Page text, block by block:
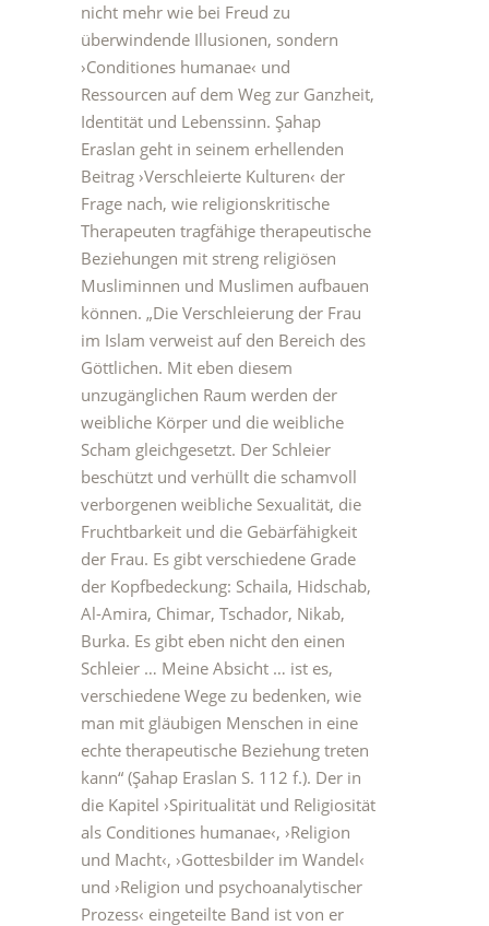
nicht mehr wie bei Freud zu
überwindende Illusionen, sondern
›Conditiones humanae‹ und
Ressourcen auf dem Weg zur Ganzheit,
Identität und Lebenssinn. Şahap
Eraslan geht in seinem erhellenden
Beitrag ›Verschleierte Kulturen‹ der
Frage nach, wie religionskritische
Therapeuten tragfähige therapeutische
Beziehungen mit streng religiösen
Musliminnen und Muslimen aufbauen
können. „Die Verschleierung der Frau
im Islam verweist auf den Bereich des
Göttlichen. Mit eben diesem
unzugänglichen Raum werden der
weibliche Körper und die weibliche
Scham gleichgesetzt. Der Schleier
beschützt und verhüllt die schamvoll
verborgenen weibliche Sexualität, die
Fruchtbarkeit und die Gebärfähigkeit
der Frau. Es gibt verschiedene Grade
der Kopfbedeckung: Schaila, Hidschab,
Al-Amira, Chimar, Tschador, Nikab,
Burka. Es gibt eben nicht den einen
Schleier … Meine Absicht … ist es,
verschiedene Wege zu bedenken, wie
man mit gläubigen Menschen in eine
echte therapeutische Beziehung treten
kann“ (Şahap Eraslan S. 112 f.). Der in
die Kapitel ›Spiritualität und Religiosität
als Conditiones humanae‹, ›Religion
und Macht‹, ›Gottesbilder im Wandel‹
und ›Religion und psychoanalytischer
Prozess‹ eingeteilte Band ist von er